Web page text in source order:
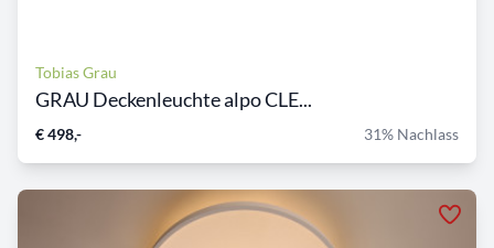
Tobias Grau
GRAU Deckenleuchte alpo CLE...
€ 498,- 31% Nachlass